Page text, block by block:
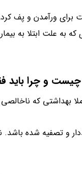
ورآمدن و پف کردن
که به علت ابتلا
چیست و چرا باید
بهداشتی که
و تصفیه شده باشد.